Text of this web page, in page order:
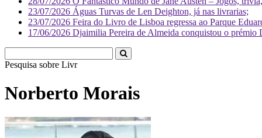
23/07/2026 Águas Turvas de Len Deighton, já nas livrarias;
23/07/2026 Feira do Livro de Lisboa regressa ao Parque
17/06/2026 Djaimilia Pereira de Almeida conquistou o
Pesquisa sobre Literatura
Norberto Morais